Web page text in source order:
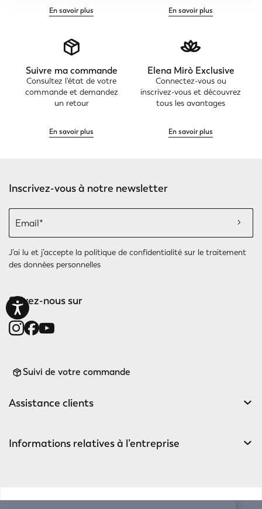
En savoir plus En savoir plus
Suivre ma commande
Consultez l'état de votre
commande et demandez
un retour
En savoir plus
Elena Mirò Exclusive
Connectez-vous ou
inscrivez-vous et découvrez
tous les avantages
En savoir plus
Inscrivez-vous à notre newsletter
J’ai lu et j’accepte la politique de confidentialité sur le traitement
des données personnelles
Suivez-nous sur
Suivi de votre commande
Assistance clients
Informations relatives à l’entreprise